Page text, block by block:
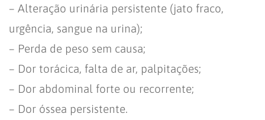
– Alteração urinária persistente (jato fraco,
urgência, sangue na urina);
– Perda de peso sem causa;
– Dor torácica, falta de ar, palpitações;
– Dor abdominal forte ou recorrente;
– Dor óssea persistente.